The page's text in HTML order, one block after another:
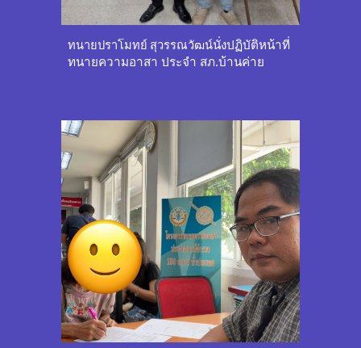
ทนายปราโมทย์ สุวรรณวัฒน์นั่งปฏิบัติหน้าที่
ทนายความอาสา ประจำ สภ.บ้านค่าย